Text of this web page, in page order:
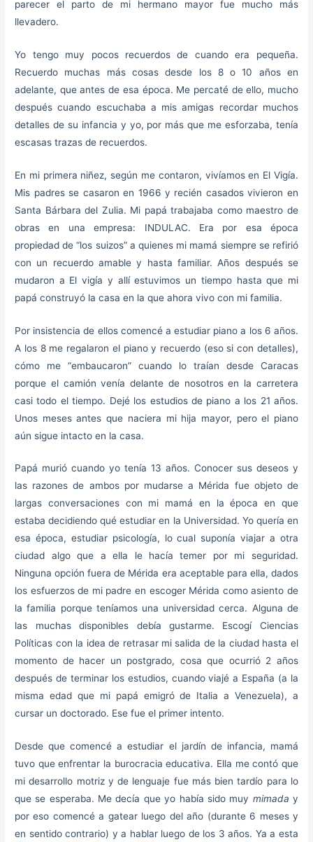
parecer el parto de mi hermano mayor fue mucho más
llevadero.
Yo tengo muy pocos recuerdos de cuando era pequeña.
Recuerdo muchas más cosas desde los 8 o 10 años en
adelante, que antes de esa época. Me percaté de ello, mucho
después cuando escuchaba a mis amigas recordar muchos
detalles de su infancia y yo, por más que me esforzaba, tenía
escasas trazas de recuerdos.
En mi primera niñez, según me contaron, vivíamos en El Vigía.
Mis padres se casaron en 1966 y recién casados vivieron en
Santa Bárbara del Zulia. Mi papá trabajaba como maestro de
obras en una empresa: INDULAC. Era por esa época
propiedad de “los suizos” a quienes mi mamá siempre se refirió
con un recuerdo amable y hasta familiar. Años después se
mudaron a El vigía y allí estuvimos un tiempo hasta que mi
papá construyó la casa en la que ahora vivo con mi familia.
Por insistencia de ellos comencé a estudiar piano a los 6 años.
A los 8 me regalaron el piano y recuerdo (eso si con detalles),
cómo me “embaucaron” cuando lo traían desde Caracas
porque el camión venía delante de nosotros en la carretera
casi todo el tiempo. Dejé los estudios de piano a los 21 años.
Unos meses antes que naciera mi hija mayor, pero el piano
aún sigue intacto en la casa.
Papá murió cuando yo tenía 13 años. Conocer sus deseos y
las razones de ambos por mudarse a Mérida fue objeto de
largas conversaciones con mi mamá en la época en que
estaba decidiendo qué estudiar en la Universidad. Yo quería en
esa época, estudiar psicología, lo cual suponía viajar a otra
ciudad algo que a ella le hacía temer por mi seguridad.
Ninguna opción fuera de Mérida era aceptable para ella, dados
los esfuerzos de mi padre en escoger Mérida como asiento de
la familia porque teníamos una universidad cerca. Alguna de
las muchas disponibles debía gustarme. Escogí Ciencias
Políticas con la idea de retrasar mi salida de la ciudad hasta el
momento de hacer un postgrado, cosa que ocurrió 2 años
después de terminar los estudios, cuando viajé a España (a la
misma edad que mi papá emigró de Italia a Venezuela), a
cursar un doctorado. Ese fue el primer intento.
Desde que comencé a estudiar el jardín de infancia, mamá
tuvo que enfrentar la burocracia educativa. Ella me contó que
mi desarrollo motriz y de lenguaje fue más bien tardío para lo
que se esperaba. Me decía que yo había sido muy mimada y
por eso comencé a gatear luego del año (durante 6 meses y
en sentido contrario) y a hablar luego de los 3 años. Ya a esta